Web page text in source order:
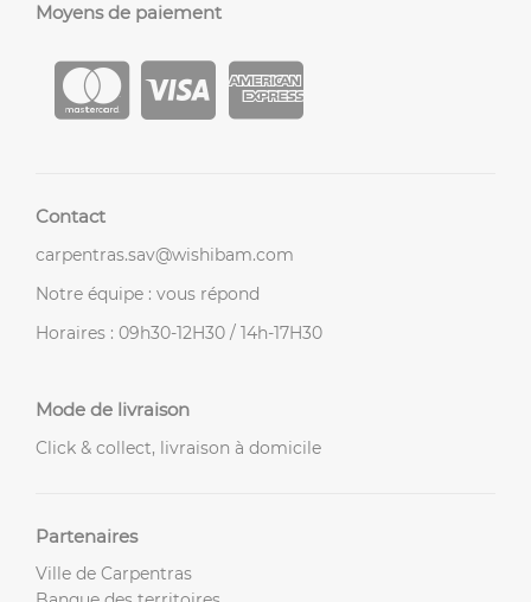
Moyens de paiement
Contact
carpentras.sav@wishibam.com
Notre équipe : vous répond
Horaires : 09h30-12H30 / 14h-17H30
Mode de livraison
Click & collect, livraison à domicile
Partenaires
Ville de Carpentras